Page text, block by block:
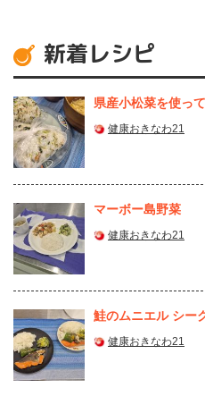
新着レシピ
県産⼩松菜を使っ
健康おきなわ21
マーボー島野菜
健康おきなわ21
鮭のムニエル シー
健康おきなわ21